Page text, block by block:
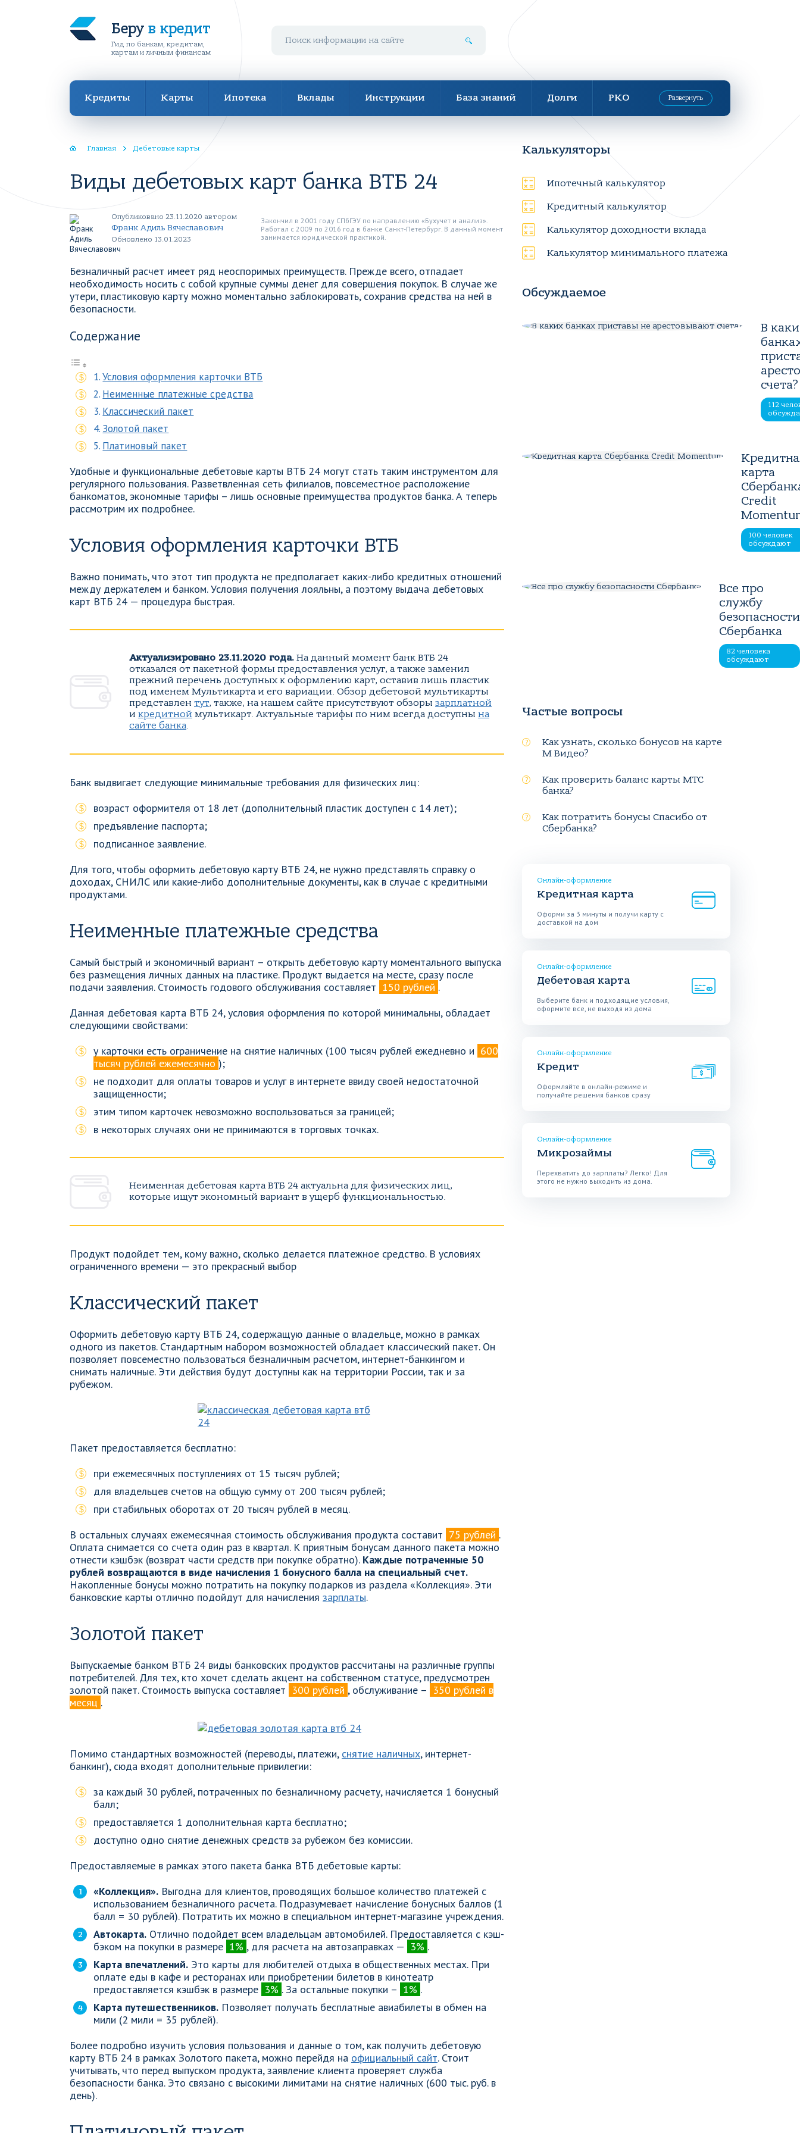
Беру в кредит
Гид по банкам, кредитам,
картам и личным финансам
Кредиты Карты Ипотека Вклады Инструкции База знаний Долги РКО Развернуть
Главная Дебетовые карты
Виды дебетовых карт банка ВТБ 24
Опубликовано 23.11.2020 автором
Франк Адиль Вячеславович
Обновлено 13.01.2023
Закончил в 2001 году СПбГЭУ по направлению «Бухучет и анализ».
Работал с 2009 по 2016 год в банке Санкт-Петербург. В данный момент
занимается юридической практикой.
Безналичный расчет имеет ряд неоспоримых преимуществ. Прежде всего, отпадает
необходимость носить с собой крупные суммы денег для совершения покупок. В случае же
утери, пластиковую карту можно моментально заблокировать, сохранив средства на ней в
безопасности.
Содержание
Условия оформления карточки ВТБ
Неименные платежные средства
Классический пакет
Золотой пакет
Платиновый пакет
Удобные и функциональные дебетовые карты ВТБ 24 могут стать таким инструментом для
регулярного пользования. Разветвленная сеть филиалов, повсеместное расположение
банкоматов, экономные тарифы – лишь основные преимущества продуктов банка. А теперь
рассмотрим их подробнее.
Условия оформления карточки ВТБ
Важно понимать, что этот тип продукта не предполагает каких-либо кредитных отношений
между держателем и банком. Условия получения лояльны, а поэтому выдача дебетовых
карт ВТБ 24 — процедура быстрая.
Актуализировано 23.11.2020 года. На данный момент банк ВТБ 24
отказался от пакетной формы предоставления услуг, а также заменил
прежний перечень доступных к оформлению карт, оставив лишь пластик
под именем Мультикарта и его вариации. Обзор дебетовой мультикарты
представлен тут, также, на нашем сайте присутствуют обзоры зарплатной
и кредитной мультикарт. Актуальные тарифы по ним всегда доступны на
сайте банка.
Банк выдвигает следующие минимальные требования для физических лиц:
возраст оформителя от 18 лет (дополнительный пластик доступен с 14 лет);
предъявление паспорта;
подписанное заявление.
Для того, чтобы оформить дебетовую карту ВТБ 24, не нужно представлять справку о
доходах, СНИЛС или какие-либо дополнительные документы, как в случае с кредитными
продуктами.
Неименные платежные средства
Самый быстрый и экономичный вариант – открыть дебетовую карту моментального выпуска
без размещения личных данных на пластике. Продукт выдается на месте, сразу после
подачи заявления. Стоимость годового обслуживания составляет 150 рублей .
Данная дебетовая карта ВТБ 24, условия оформления по которой минимальны, обладает
следующими свойствами:
у карточки есть ограничение на снятие наличных (100 тысяч рублей ежедневно и 600
тысяч рублей ежемесячно );
не подходит для оплаты товаров и услуг в интернете ввиду своей недостаточной
защищенности;
этим типом карточек невозможно воспользоваться за границей;
в некоторых случаях они не принимаются в торговых точках.
Неименная дебетовая карта ВТБ 24 актуальна для физических лиц,
которые ищут экономный вариант в ущерб функциональностью.
Продукт подойдет тем, кому важно, сколько делается платежное средство. В условиях
ограниченного времени — это прекрасный выбор
Классический пакет
Оформить дебетовую карту ВТБ 24, содержащую данные о владельце, можно в рамках
одного из пакетов. Стандартным набором возможностей обладает классический пакет. Он
позволяет повсеместно пользоваться безналичным расчетом, интернет-банкингом и
снимать наличные. Эти действия будут доступны как на территории России, так и за
рубежом.
Пакет предоставляется бесплатно:
при ежемесячных поступлениях от 15 тысяч рублей;
для владельцев счетов на общую сумму от 200 тысяч рублей;
при стабильных оборотах от 20 тысяч рублей в месяц.
В остальных случаях ежемесячная стоимость обслуживания продукта составит 75 рублей .
Оплата снимается со счета один раз в квартал. К приятным бонусам данного пакета можно
отнести кэшбэк (возврат части средств при покупке обратно). Каждые потраченные 50
рублей возвращаются в виде начисления 1 бонусного балла на специальный счет.
Накопленные бонусы можно потратить на покупку подарков из раздела «Коллекция». Эти
банковские карты отлично подойдут для начисления зарплаты.
Золотой пакет
Выпускаемые банком ВТБ 24 виды банковских продуктов рассчитаны на различные группы
потребителей. Для тех, кто хочет сделать акцент на собственном статусе, предусмотрен
золотой пакет. Стоимость выпуска составляет 300 рублей , обслуживание – 350 рублей в
месяц .
Помимо стандартных возможностей (переводы, платежи, снятие наличных, интернет-
банкинг), сюда входят дополнительные привилегии:
за каждый 30 рублей, потраченных по безналичному расчету, начисляется 1 бонусный
балл;
предоставляется 1 дополнительная карта бесплатно;
доступно одно снятие денежных средств за рубежом без комиссии.
Предоставляемые в рамках этого пакета банка ВТБ дебетовые карты:
«Коллекция». Выгодна для клиентов, проводящих большое количество платежей с
использованием безналичного расчета. Подразумевает начисление бонусных баллов (1
балл = 30 рублей). Потратить их можно в специальном интернет-магазине учреждения.
Автокарта. Отлично подойдет всем владельцам автомобилей. Предоставляется с кэш-
бэком на покупки в размере 1% , для расчета на автозаправках — 3% .
Карта впечатлений. Это карты для любителей отдыха в общественных местах. При
оплате еды в кафе и ресторанах или приобретении билетов в кинотеатр
предоставляется кэшбэк в размере 3% . За остальные покупки – 1% .
Карта путешественников. Позволяет получать бесплатные авиабилеты в обмен на
мили (2 мили = 35 рублей).
Более подробно изучить условия пользования и данные о том, как получить дебетовую
карту ВТБ 24 в рамках Золотого пакета, можно перейдя на официальный сайт. Стоит
учитывать, что перед выпуском продукта, заявление клиента проверяет служба
безопасности банка. Это связано с высокими лимитами на снятие наличных (600 тыс. руб. в
день).
Калькуляторы
Ипотечный калькулятор
Кредитный калькулятор
Калькулятор доходности вклада
Калькулятор минимального платежа
Обсуждаемое
В
счета?
112
карта
Credit
100 человек
обсуждают
Все про
службу
безопасности
Сбербанка
82 человека
обсуждают
Частые вопросы
Как узнать, сколько бонусов на карте
М Видео?
Как проверить баланс карты МТС
банка?
Как потратить бонусы Спасибо от
Сбербанка?
Онлайн-оформление
Кредитная карта
Оформи за 3 минуты и получи карту с
доставкой на дом
Онлайн-оформление
Дебетовая карта
Выберите банк и подходящие условия,
оформите все, не выходя из дома
Онлайн-оформление
Кредит
Оформляйте в онлайн-режиме и
получайте решения банков сразу
Онлайн-оформление
Микрозаймы
Перехватить до зарплаты? Легко! Для
этого не нужно выходить из дома.